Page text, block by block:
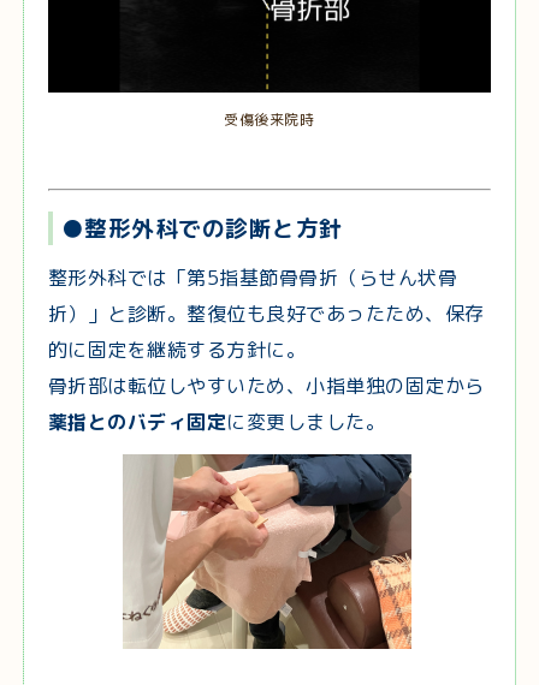
受傷後来院時
●整形外科での診断と方針
整形外科では「第5指基節骨骨折（らせん状骨
折）」と診断。整復位も良好であったため、保存
的に固定を継続する方針に。
骨折部は転位しやすいため、小指単独の固定から
薬指とのバディ固定に変更しました。